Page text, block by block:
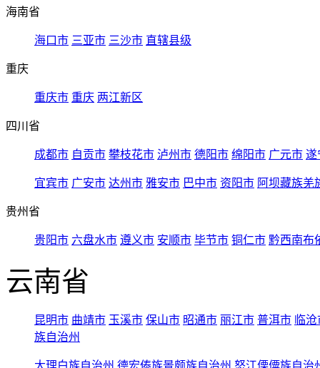
海南省
海口市 三亚市 三沙市 直辖县级
重庆
重庆市 重庆 两江新区
四川省
成都市 自贡市 攀枝花市 泸州市 德阳市 绵阳市 广元市 遂
宜宾市 广安市 达州市 雅安市 巴中市 资阳市 阿坝藏族羌
贵州省
贵阳市 六盘水市 遵义市 安顺市 毕节市 铜仁市 黔西南布
云南省
昆明市 曲靖市 玉溪市 保山市 昭通市 丽江市 普洱市 临
族自治州
大理白族自治州 德宏傣族景颇族自治州 怒江傈僳族自治